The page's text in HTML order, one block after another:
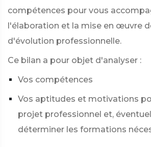
compétences pour vous
l'élaboration et la mise en œuvre
d'évolution professionnelle.
Ce bilan a pour objet d'analyser :
Vos compétences
Vos aptitudes et motivations
projet professionnel et,
déterminer les formations